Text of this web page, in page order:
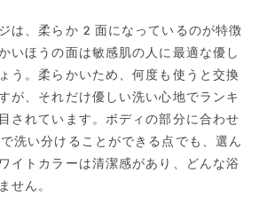
は、柔らか2面になっているのが特徴
いほうの面は敏感肌の人に最適な優し
う。柔らかいため、何度も使うと交換
が、それだけ優しい洗い心地でランキ
されています。ボディの部分に合わせ
洗い分けることができる点でも、選ん
イトカラーは清潔感があり、どんな浴
せん。